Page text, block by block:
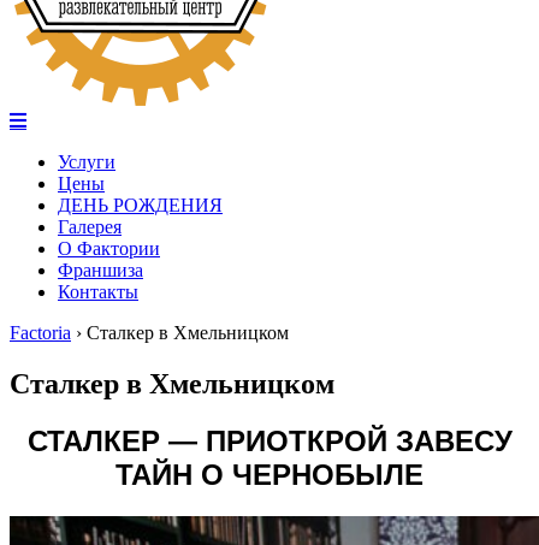
Услуги
Цены
ДЕНЬ РОЖДЕНИЯ
Галерея
О Фактории
Франшиза
Контакты
Factoria › Сталкер в Хмельницком
Сталкер в Хмельницком
СТАЛКЕР — ПРИОТКРОЙ ЗАВЕСУ
ТАЙН О ЧЕРНОБЫЛЕ